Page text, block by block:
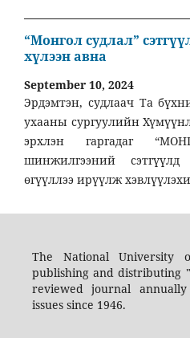
“Монгол судлал”
хүлээн авна
September 10, 2024
Эрдэмтэн, судлаач Та
ухааны сургуулийн
эрхлэн гаргадаг
шинжилгээний
өгүүллээ ирүүлж
The National University
publishing and distributing
reviewed journal
issues since 1946.